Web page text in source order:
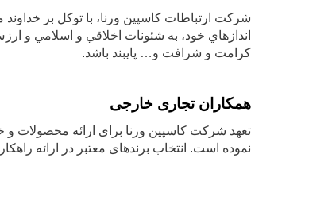
شرکت ارتباطات کاسپین ورنا، با توکل بر
اندازهاي خود، به شئونات اخلاقي و اسلامي و
کرامت و شرافت و… پايبند باشد.
همکاران تجاری خارجی
نموده است. انتخاب برندهای معتبر در ارائه